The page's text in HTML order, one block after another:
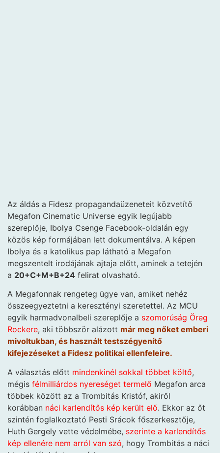
Az áldás a Fidesz propagandaüzeneteit közvetítő
Megafon Cinematic Universe egyik legújabb
szereplője, Ibolya Csenge Facebook-oldalán egy
közös kép formájában lett dokumentálva. A képen
Ibolya és a katolikus pap látható a Megafon
megszentelt irodájának ajtaja előtt, aminek a tetején
a 20+C+M+B+24 felirat olvasható.
A Megafonnak rengeteg ügye van, amiket nehéz
összeegyeztetni a keresztényi szeretettel. Az MCU
egyik harmadvonalbeli szereplője a szomorúság Öreg
Rockere, aki többször alázott már meg nőket emberi
mivoltukban, és használt testszégyenítő
kifejezéseket a Fidesz politikai ellenfeleire.
A választás előtt mindenkinél sokkal többet költő,
mégis félmilliárdos nyereséget termelő Megafon arca
többek között az a Trombitás Kristóf, akiről
korábban náci karlendítős kép került elő. Ekkor az őt
szintén foglalkoztató Pesti Srácok főszerkesztője,
Huth Gergely vette védelmébe, szerinte a karlendítős
kép ellenére nem arról van szó, hogy Trombitás a náci